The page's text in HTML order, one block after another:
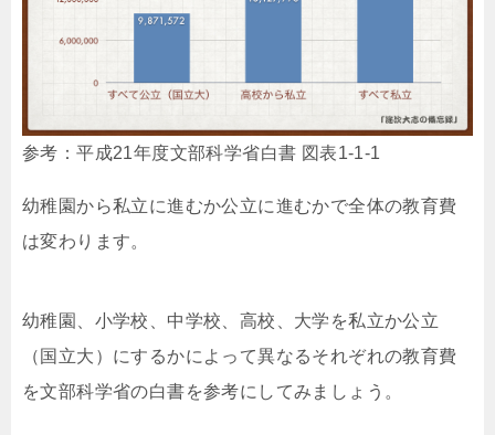
参考：平成21年度文部科学省白書 図表1-1-1
幼稚園から私立に進むか公立に進むかで全体の教育費
は変わります。
幼稚園、小学校、中学校、高校、大学を私立か公立
（国立大）にするかによって異なるそれぞれの教育費
を文部科学省の白書を参考にしてみましょう。